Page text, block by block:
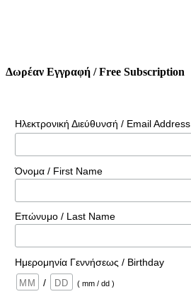
Δωρέαν Εγγραφή / Free Subscription
Ηλεκτρονική Διεύθυνσή / Email Address
Όνομα / First Name
Επώνυμο / Last Name
Ημερομηνία Γεννήσεως / Birthday
/
( mm / dd )